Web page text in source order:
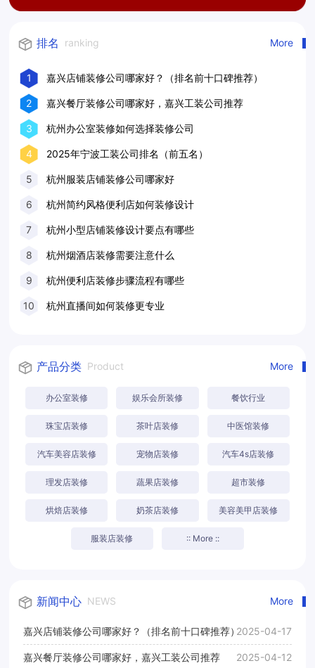
排名 ranking More
1 嘉兴店铺装修公司哪家好？（排名前十口碑推荐）
2 嘉兴餐厅装修公司哪家好，嘉兴工装公司推荐
3 杭州办公室装修如何选择装修公司
4 2025年宁波工装公司排名（前五名）
5 杭州服装店铺装修公司哪家好
6 杭州简约风格便利店如何装修设计
7 杭州小型店铺装修设计要点有哪些
8 杭州烟酒店装修需要注意什么
9 杭州便利店装修步骤流程有哪些
10 杭州直播间如何装修更专业
产品分类 Product More
办公室装修 娱乐会所装修 餐饮行业
珠宝店装修 茶叶店装修 中医馆装修
汽车美容店装修 宠物店装修 汽车4s店装修
理发店装修 蔬果店装修 超市装修
烘焙店装修 奶茶店装修 美容美甲店装修
服装店装修 :: More ::
新闻中心 NEWS More
嘉兴店铺装修公司哪家好？（排名前十口碑推荐）2025-04-17
嘉兴餐厅装修公司哪家好，嘉兴工装公司推荐 2025-04-12